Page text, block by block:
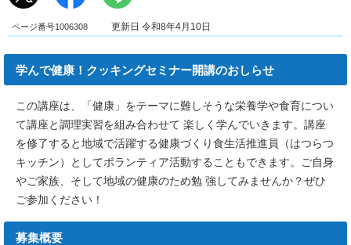
ページ番号1006308 更新日 令和8年4月10日
学んで健康！クッキングセミナー開講のおしらせ
この講座は、「健康」をテーマに難しそうな栄養学や食育につい
て講座と調理実習を組み合わせて 楽しく学んでいきます。講座
を修了すると地域で活躍する健康づくり食生活推進員（はつらつ
キッチン）としてボランティア活動することもできます。ご自身
やご家族、そして地域の健康のため勉 強してみませんか？ぜひ
ご参加ください！
募集概要